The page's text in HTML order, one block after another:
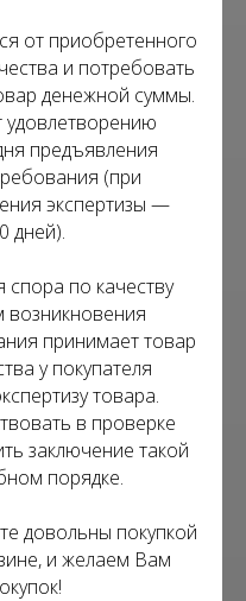
от приобретенного
и потребовать
денежной суммы.
предъявления
(при
экспертизы —
дней).
спора по качеству
возникновения
принимает товар
у покупателя
товара.
в проверке
заключение такой
порядке.
довольны покупкой
и желаем Вам